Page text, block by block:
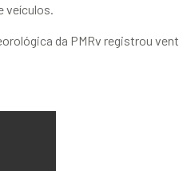
veículos.
da PMRv registrou